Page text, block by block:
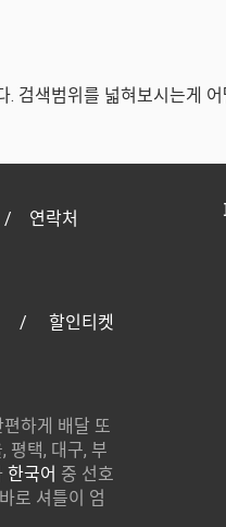
검색범위를 넓혀보시는게
연락처
할인티켓
하게 배달 또
평택, 대구, 부
한국어 중 선호
로 셔틀이 엄